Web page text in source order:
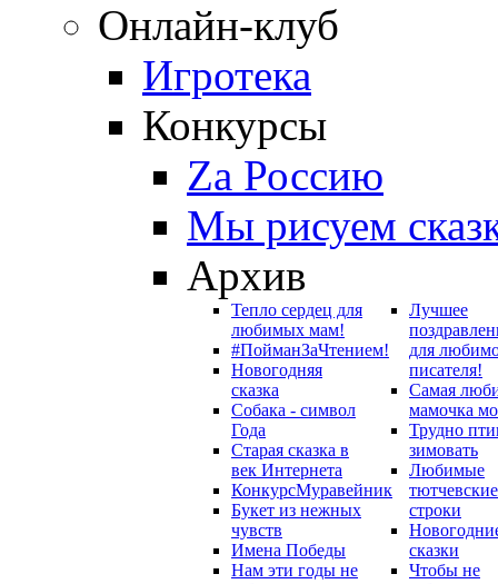
Онлайн-клуб
Игротека
Конкурсы
Zа Россию
Мы рисуем
Архив
Тепло сердец для
любимых мам!
#ПойманЗаЧтением!
Новогодняя
сказка
Собака - символ
Года
Старая сказка в
век Интернета
КонкурсМуравейник
Букет из нежных
чувств
Имена Победы
Нам эти годы не
Лучшее
для
писателя!
Самая
мамочка
Трудно
зимовать
Любимые
тютчевские
строки
сказки
Чтобы не